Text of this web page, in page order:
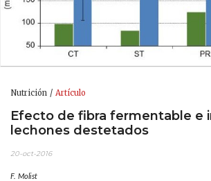
Nutrición Artículo
Efecto de fibra fermentable e
lechones destetados
20-oct-2016
F. Molist